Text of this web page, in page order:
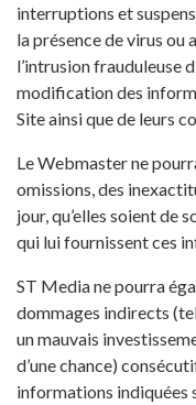
interruptions et
la présence de virus
l’intrusion frauduleuse
modification des
Site ainsi que de leurs
Le Webmaster ne
omissions, des
jour, qu’elles soient de
qui lui fournissent ces
ST Media ne pourra
dommages indirects
un mauvais
d’une chance)
informations indiquées